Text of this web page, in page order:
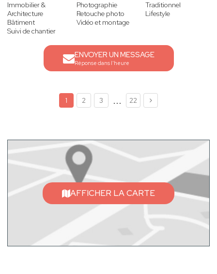
Immobilier &
Architecture
Bâtiment
Suivi de chantier
Photographie
Retouche photo
Vidéo et montage
Traditionnel
Lifestyle
ENVOYER UN MESSAGE
Réponse dans l'heure
1 2 3 ... 22
AFFICHER LA CARTE